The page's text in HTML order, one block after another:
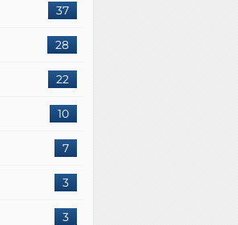
37
28
22
10
7
3
3